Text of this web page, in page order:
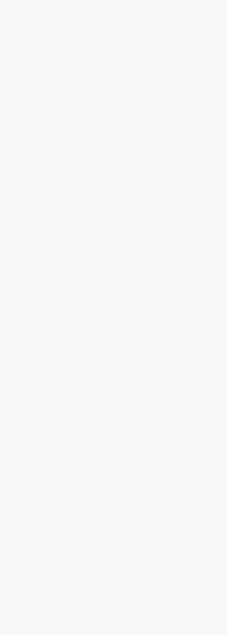
Öffnungszeiten und Informationen zu
erfolgt sind.
Raum werden aufgegriffen.